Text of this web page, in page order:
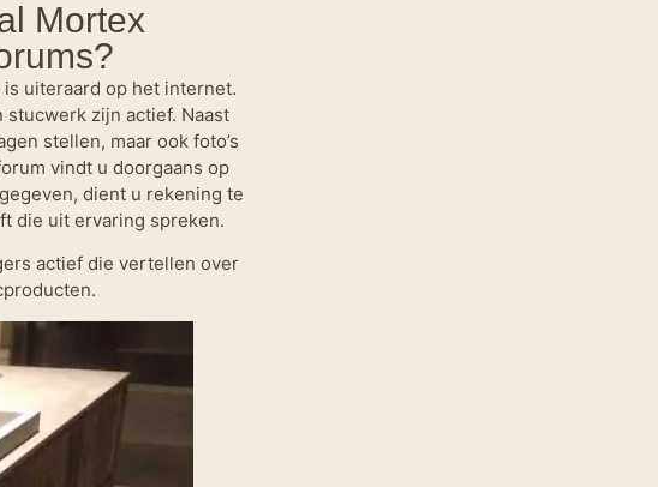
Mortex
uiteraard op het internet.
zijn actief. Naast
stellen, maar ook foto’s
vindt u doorgaans op
dient u rekening te
die uit ervaring spreken.
actief die vertellen over